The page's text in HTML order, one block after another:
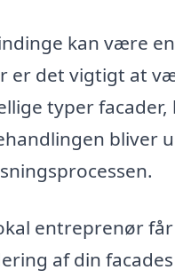
kan være
er det vigtigt at
typer
bliver
entreprenør
af din